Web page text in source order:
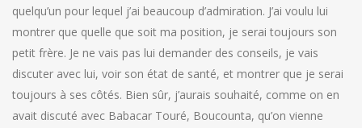
quelqu’un pour lequel j’ai beaucoup d’admiration. J’ai voulu lui
montrer que quelle que soit ma position, je serai toujours son
petit frère. Je ne vais pas lui demander des conseils, je vais
discuter avec lui, voir son état de santé, et montrer que je serai
toujours à ses côtés. Bien sûr, j’aurais souhaité, comme on en
avait discuté avec Babacar Touré, Boucounta, qu’on vienne